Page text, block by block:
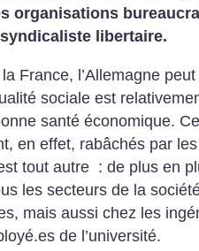
organisations
libertaire.
France, l’Allemagne
sociale est
santé économique.
en effet, rabâchés par
tout autre : de plus en
les secteurs de la
mais aussi chez les
de l’université.